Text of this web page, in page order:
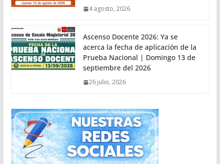
4 agosto, 2026
Ascenso Docente 2026: Ya se
acerca la fecha de aplicación de la
Prueba Nacional | Domingo 13 de
septiembre del 2026
26 julio, 2026